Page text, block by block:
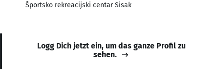
Športsko rekreacijski centar Sisak
Logg Dich jetzt ein, um das ganze Profil zu
sehen.